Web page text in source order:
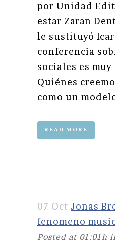
por Unidad
estar Zaran
le sustituyó
conferencia
sociales es
Quiénes
como un
READ MORE
07 Oct Jonas
fenomeno
Posted at 01:01h